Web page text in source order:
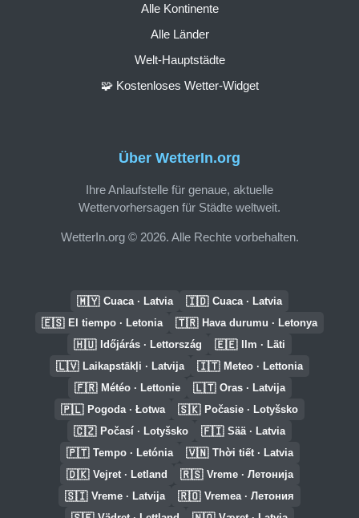
Über WetterIn.org
Ihre Anlaufstelle für genaue, aktuelle
Wettervorhersagen für Städte weltweit.
WetterIn.org © 2026. Alle Rechte vorbehalten.
Alle Kontinente
Alle Länder
Welt-Hauptstädte
🧩 Kostenloses Wetter-Widget
🇲🇾 Cuaca · Latvia 🇮🇩 Cuaca · Latvia
🇪🇸 El tiempo · Letonia 🇹🇷 Hava durumu · Letonya
🇭🇺 Időjárás · Lettország 🇪🇪 Ilm · Läti
🇱🇻 Laikapstākļi · Latvija 🇮🇹 Meteo · Lettonia
🇫🇷 Météo · Lettonie 🇱🇹 Oras · Latvija
🇵🇱 Pogoda · Łotwa 🇸🇰 Počasie · Lotyšsko
🇨🇿 Počasí · Lotyšsko 🇫🇮 Sää · Latvia
🇵🇹 Tempo · Letónia 🇻🇳 Thời tiết · Latvia
🇩🇰 Vejret · Letland 🇷🇸 Vreme · Летонија
🇸🇮 Vreme · Latvija 🇷🇴 Vremea · Летония